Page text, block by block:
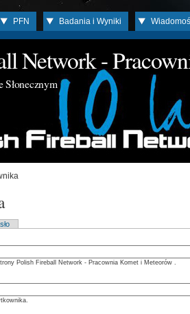
PFN Badania i Wyniki
Network -
Słonecznym
Polish Fireball Network - Pracownia Komet i Meteorów .